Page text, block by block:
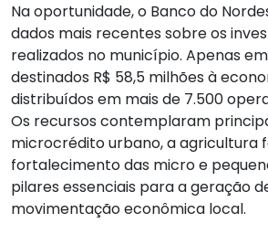
Na oportunidade, o Banco do
dados mais recentes sobre os
realizados no município. Apenas
destinados R$ 58,5 milhões à
distribuídos em mais de 7.500
Os recursos contemplaram
microcrédito urbano, a agricultura
fortalecimento das micro e
pilares essenciais para a geração
movimentação econômica local.